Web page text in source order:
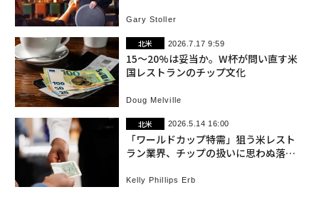
Gary Stoller
北米 2026.7.17 9:59
15〜20%は妥当か。W杯が問い直す米
国レストランのチップ文化
Doug Melville
北米 2026.5.14 16:00
「ワールドカップ特需」狙う米レスト
ラン業界、チップの扱いに思わぬ落と
Kelly Phillips Erb